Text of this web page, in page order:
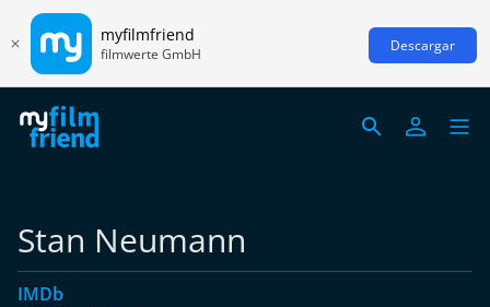
myfilmfriend
filmwerte GmbH Descargar
Stan Neumann
IMDb